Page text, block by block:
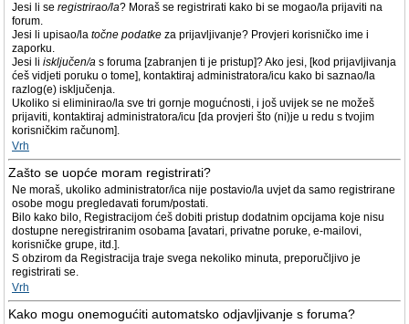
Jesi li se registrirao/la? Moraš se registrirati kako bi se mogao/la prijaviti na
forum.
Jesi li upisao/la točne podatke za prijavljivanje? Provjeri korisničko ime i
zaporku.
Jesi li isključen/a s foruma [zabranjen ti je pristup]? Ako jesi, [kod prijavljivanja
ćeš vidjeti poruku o tome], kontaktiraj administratora/icu kako bi saznao/la
razlog(e) isključenja.
Ukoliko si eliminirao/la sve tri gornje mogućnosti, i još uvijek se ne možeš
prijaviti, kontaktiraj administratora/icu [da provjeri što (ni)je u redu s tvojim
korisničkim računom].
Vrh
Zašto se uopće moram registrirati?
Ne moraš, ukoliko administrator/ica nije postavio/la uvjet da samo registrirane
osobe mogu pregledavati forum/postati.
Bilo kako bilo, Registracijom ćeš dobiti pristup dodatnim opcijama koje nisu
dostupne neregistriranim osobama [avatari, privatne poruke, e-mailovi,
korisničke grupe, itd.].
S obzirom da Registracija traje svega nekoliko minuta, preporučljivo je
registrirati se.
Vrh
Kako mogu onemogućiti automatsko odjavljivanje s foruma?